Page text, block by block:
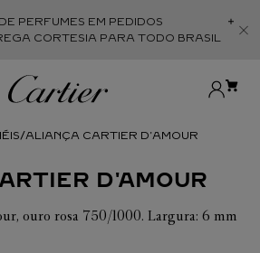
PERFUMES EM PEDIDOS
CORTESIA PARA TODO BRASIL
ALIANÇA CARTIER D'AMOUR
D'AMOUR
ouro rosa 750/1000. Largura: 6 mm